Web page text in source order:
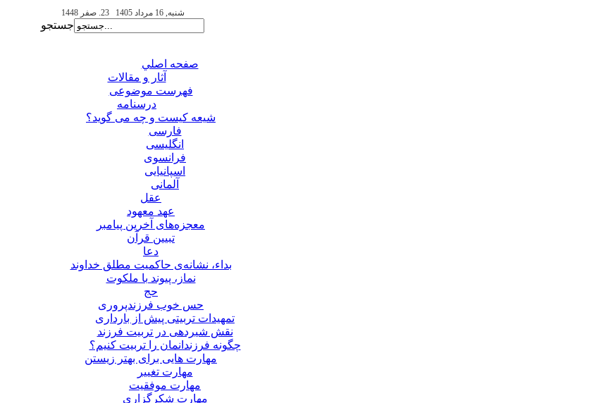
شنبه, 16 مرداد 1405 23. صفر 1448
جستجو
صفحه اصلي
آثار و مقالات
فهرست موضوعی
درسنامه
شیعه کیست و چه می گوید؟
فارسی
انگلیسی
فرانسوی
اسپانیایی
آلمانی
عقل
عهد معهود
معجزه‌های آخرین پیامبر
تبيين قرآن
دعا
بداء، نشانه‌ی حاکمیت مطلق خداوند
نماز، پیوند با ملکوت
حج
حس خوب فرزندپروری
تمهیدات تربیتی پیش از بارداری
نقش شیردهی در تربیت فرزند
چگونه فرزندانمان را تربیت کنیم؟
مهارت هایی برای بهتر زیستن
مهارت تغییر
مهارت موفقیت
مهارت شکرگزاری